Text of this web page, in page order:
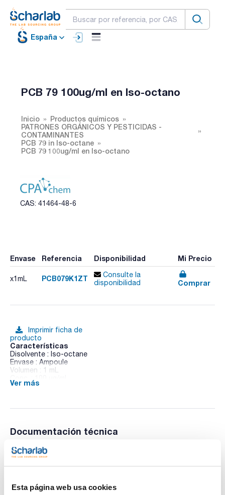
Esta página web usa cookies
España
PCB 79 100ug/ml en Iso-octano
Inicio
Productos químicos
PATRONES ORGÁNICOS Y PESTICIDAS -
CONTAMINANTES
PCB 79 in Iso-octane
PCB 79 100ug/ml en Iso-octano
CAS: 41464-48-6
Envase Referencia Disponibilidad Mi Precio
x1mL PCB079K1ZT
Consulte la
disponibilidad
Comprar
Imprimir ficha de
producto
Características
Disolvente : Iso-octane
Envase : Ampoule
Volumen : 1 mL
CAS : [41464-48-6]
Ver más
Documentación técnica
TDS / Ficha técnica
Regístrate para
Regístrate para
SDS/ Hoja de seguridad